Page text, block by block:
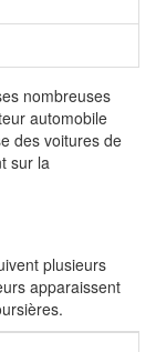
nombreuses
automobile
des voitures de
sur la
plusieurs
apparaissent